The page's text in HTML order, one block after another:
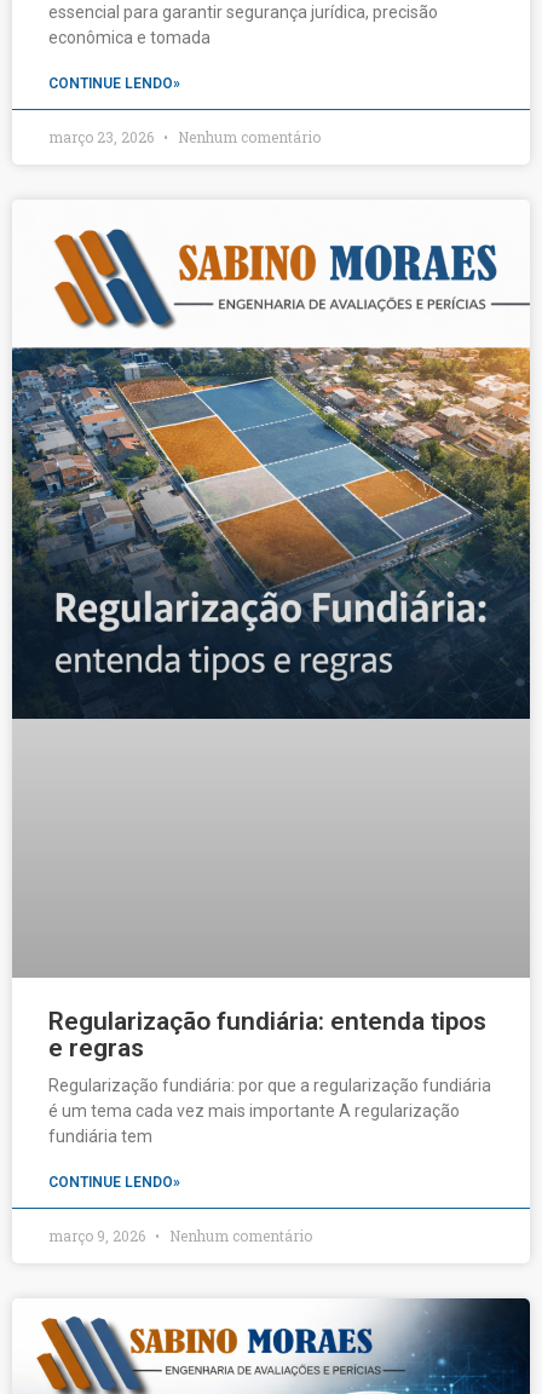
essencial para garantir segurança jurídica, precisão
econômica e tomada
CONTINUE LENDO»
março 23, 2026 Nenhum comentário
Regularização fundiária: entenda tipos
e regras
Regularização fundiária: por que a regularização fundiária
é um tema cada vez mais importante A regularização
fundiária tem
CONTINUE LENDO»
março 9, 2026 Nenhum comentário